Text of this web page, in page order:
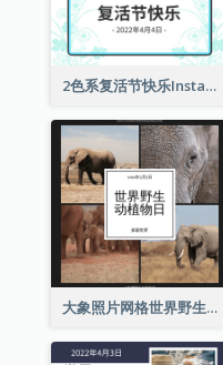
2色系复活节快乐Instagram帖子
大象照片网格世界野生动物日Instagram帖子